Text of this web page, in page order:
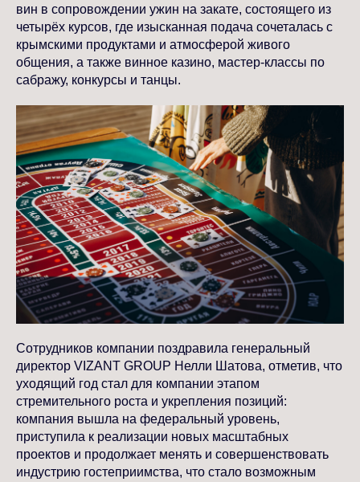
вин в сопровождении ужин на закате, состоящего из
четырёх курсов, где изысканная подача сочеталась с
крымскими продуктами и атмосферой живого
общения, а также винное казино, мастер-классы по
сабражу, конкурсы и танцы.
Сотрудников компании поздравила генеральный
директор VIZANT GROUP Нелли Шатова, отметив, что
уходящий год стал для компании этапом
стремительного роста и укрепления позиций:
компания вышла на федеральный уровень,
приступила к реализации новых масштабных
проектов и продолжает менять и совершенствовать
индустрию гостеприимства, что стало возможным